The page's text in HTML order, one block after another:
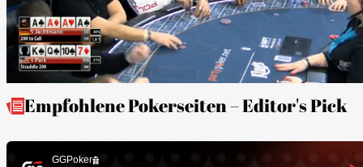
Empfohlene Pokerseiten – Editor's Pick
GGPoker